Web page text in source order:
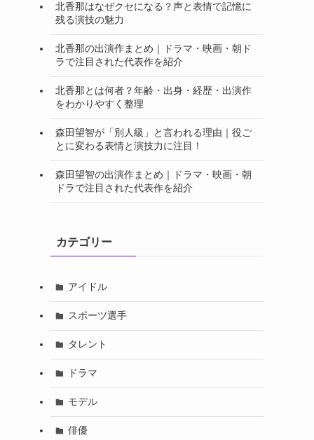
北香那はなぜクセになる？声と表情で記憶に
残る演技の魅力
北香那の出演作まとめ｜ドラマ・映画・朝ド
ラで注目された代表作を紹介
北香那とは何者？年齢・出身・経歴・出演作
をわかりやすく整理
森田望智が「別人級」と言われる理由｜役ご
とに変わる表情と演技力に注目！
森田望智の出演作まとめ｜ドラマ・映画・朝
ドラで注目された代表作を紹介
カテゴリー
アイドル
スポーツ選手
タレント
ドラマ
モデル
俳優